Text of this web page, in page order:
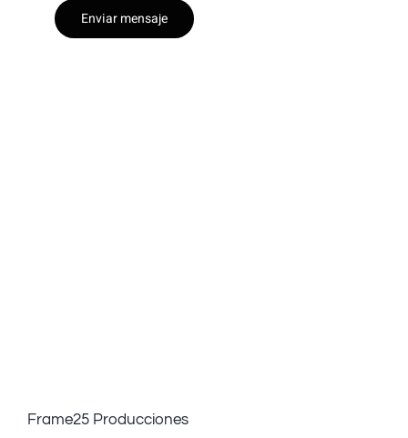
Enviar mensaje
Frame25 Producciones